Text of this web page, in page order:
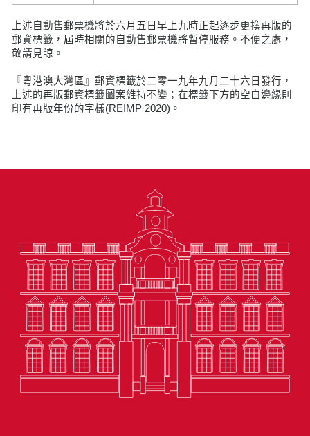
上述自動售郵票機將於六月五日早上九時正起逐步更換再版的
郵資標籤，屆時相關的自動售郵票機將暫停服務。不便之處，
敬請見諒。
『粵港澳大灣區』郵資標籤於二零一九年九月二十六日發行，
上述的再版郵資標籤圖案維持不變；在標籤下方的空白邊緣則
印有再版年份的字樣(REIMP 2020)。